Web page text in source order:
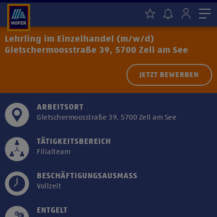
Lehrling im Einzelhandel (m/w/d)
Gletschermoosstraße 39, 5700 Zell am See
JETZT BEWERBEN
ARBEITSORT
Gletschermoosstraße 39, 5700 Zell am See
TÄTIGKEITSBEREICH
Filialteam
BESCHÄFTIGUNGSAUSMASS
Vollzeit
ENTGELT